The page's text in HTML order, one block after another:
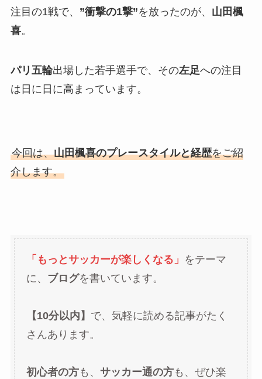
注目の1戦で、 ”衝撃の1撃”を放ったのが、 山田楓
喜。
パリ五輪出場した若手選手で、その左足への注目
は日に日に高まっています。
今回は、山田楓喜のプレースタイルと経歴をご紹
介します。
「もっとサッカーが楽しくなる」 をテーマ
に、 ブログを書いています。
【10分以内】 で、気軽に読める記事がたく
さんあります。
初心者の方も、 サッカー通の方も、ぜひ楽